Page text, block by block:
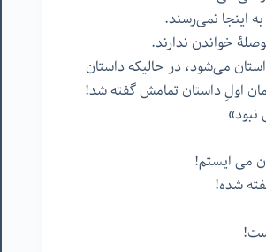
اینجا نمی‌رسند.
خواندن ندارند.
می‌شود، در حالیکه داستان
اولِ داستان تمامش گفته شد!
می ایستم!
شده!